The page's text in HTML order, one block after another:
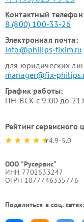
Контактный
8 (800) 100-33-26
Электронная почта:
info@philips-fixim.ru
для юридических
manager@fix-
График работы:
ПН-ВСК с 9:00 до
Рейтинг сервисного
4.9-5.0
ООО "Русервис"
ИНН 7702633247
ОГРН 1077746335776
Поделиться в соц. сетях: